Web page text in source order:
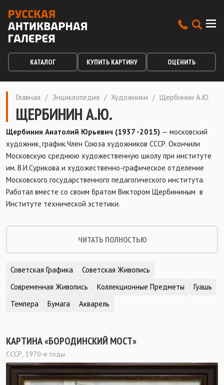
КАТАЛОГ КУПИТЬ КАРТИНУ ОЦЕНИТЬ
Главная / Энциклопедия / Художники / Щербинин А.Ю.
ЩЕРБИНИН А.Ю.
Щербинин Анатолий Юрьевич (1937 -2015) — московский
художник, график.Член Союза художников СССР. Окончили
Московскую среднюю художественную школу при институте
им. В.И.Сурикова и художественно-графическое отделение
Московского государственного педагогического института.
Работал вместе со своим братом Виктором Щербининым в
Институте технической эстетики.
ЧИТАТЬ ПОЛНОСТЬЮ
Советская Графика
Советская Живопись
Современная Живопись
Коллекционные Предметы
Гуашь
Темпера
Бумага Акварель
КАРТИНА «БОРОДИНСКИЙ МОСТ»
СССР, 1970-е годы